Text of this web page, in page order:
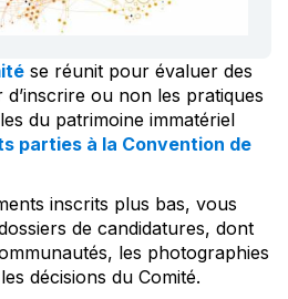
se réunit pour évaluer des
ou non les pratiques
du patrimoine immatériel
parties à la Convention de
inscrits plus bas, vous
de candidatures, dont
les photographies
décisions du Comité.